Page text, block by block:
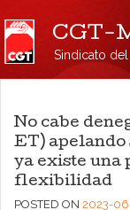
CGT-
Sindicato
No cabe
ET) apelando
ya existe una
flexibilidad
POSTED ON 2023-